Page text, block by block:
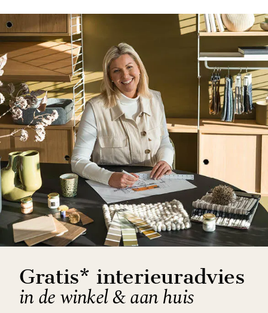
Gratis* interieuradvies
in de winkel & aan huis